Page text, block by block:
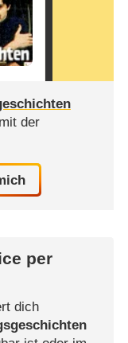
der
per
dich